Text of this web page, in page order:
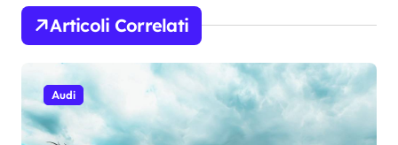
n
e
a
r
t
Articoli Correlati
Audi